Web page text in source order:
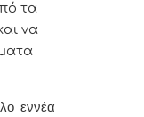
τα
vα
εννέα